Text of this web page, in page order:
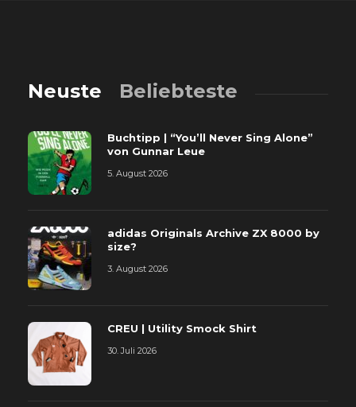
Neuste Beliebteste
Buchtipp | “You’ll Never Sing Alone”
von Gunnar Leue
5. August 2026
adidas Originals Archive ZX 8000 by
size?
3. August 2026
CREU | Utility Smock Shirt
30. Juli 2026